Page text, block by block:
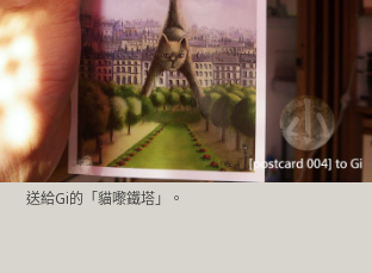
送給Gi的「貓嚟鐵塔」。